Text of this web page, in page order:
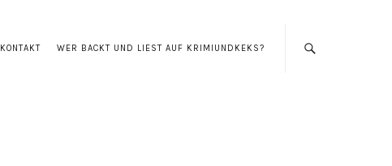
KONTAKT WER BACKT UND LIEST AUF KRIMIUNDKEKS?